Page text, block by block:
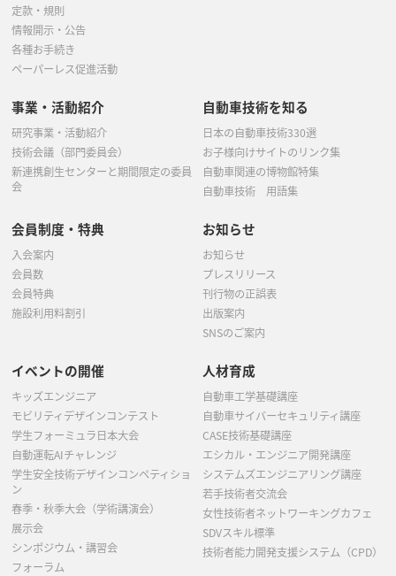
定款・規則
情報開示・公告
各種お手続き
ペーパーレス促進活動
事業・活動紹介
研究事業・活動紹介
技術会議（部門委員会）
新連携創生センターと期間限定の委員
会
自動車技術を知る
日本の自動車技術330選
お子様向けサイトのリンク集
自動車関連の博物館特集
自動車技術 用語集
会員制度・特典
入会案内
会員数
会員特典
施設利用料割引
お知らせ
お知らせ
プレスリリース
刊行物の正誤表
出版案内
SNSのご案内
イベントの開催
キッズエンジニア
モビリティデザインコンテスト
学生フォーミュラ日本大会
自動運転AIチャレンジ
学生安全技術デザインコンペティショ
ン
春季・秋季大会（学術講演会）
展示会
シンポジウム・講習会
フォーラム
人材育成
自動車工学基礎講座
自動車サイバーセキュリティ講座
CASE技術基礎講座
エシカル・エンジニア開発講座
システムズエンジニアリング講座
若手技術者交流会
女性技術者ネットワーキングカフェ
SDVスキル標準
技術者能力開発支援システム（CPD）